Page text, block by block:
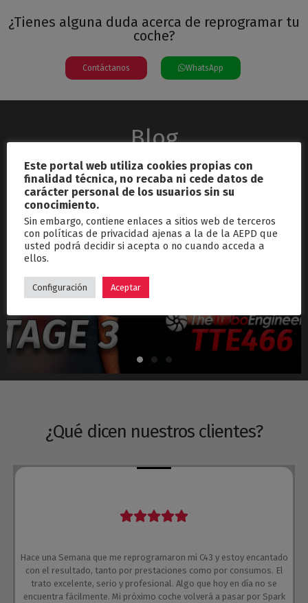
¿Tienes alguna duda acerca de reprogramar tu
coche?
Contáctanos WhatsApp
Blog
septiembre 26, 2024
Hyundai i30N Stage 3 – Turbo TTE466
¿Qué dicen nuestros clientes?
Hace una Semana que me reprogramaron mi C43 y estoy encantado
con el resultado, tanto por prestaciones como por consumos. El
trato excelente, serio y profesional. Algo que hoy en día no se
encuentra fácilmente. Mi próximo coche volverá a pasar por Spark
Este portal web utiliza cookies propias con
finalidad técnica, no recaba ni cede datos de
carácter personal de los usuarios sin su
conocimiento.
Sin embargo, contiene enlaces a sitios web de terceros
con políticas de privacidad ajenas a la de la AEPD que
usted podrá decidir si acepta o no cuando acceda a
ellos.
Configuración Aceptar